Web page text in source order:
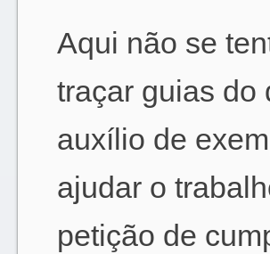
Aqui não se
traçar guias do
auxílio de
ajudar o
petição de